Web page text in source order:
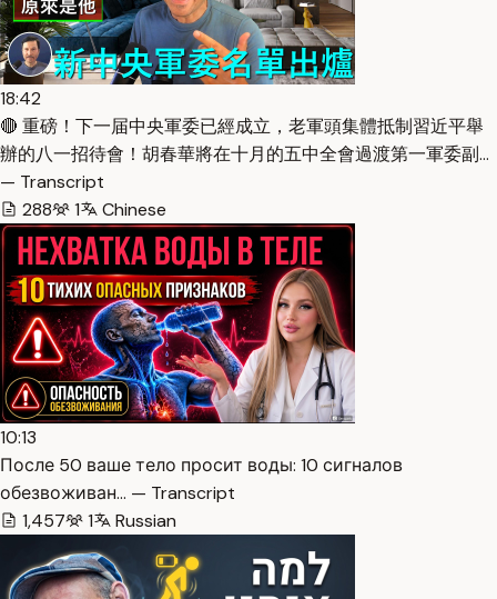
18:42
🔴 重磅！下一届中央軍委已經成立，老軍頭集體抵制習近平舉
辦的八一招待會！胡春華將在十月的五中全會過渡第一軍委副…
— Transcript
288
1 Chinese
10:13
После 50 ваше тело просит воды: 10 сигналов
обезвоживан… — Transcript
1,457
1 Russian